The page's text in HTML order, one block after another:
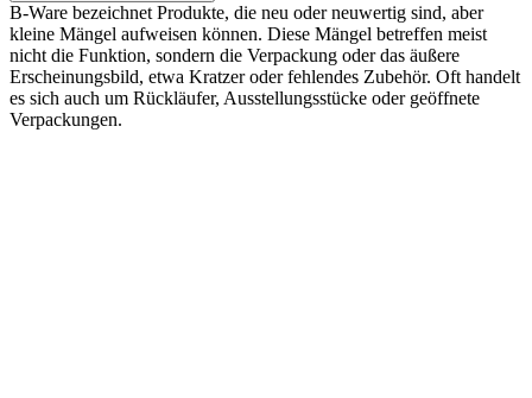
B-Ware bezeichnet Produkte, die neu oder neuwertig sind, aber
kleine Mängel aufweisen können. Diese Mängel betreffen meist
nicht die Funktion, sondern die Verpackung oder das äußere
Erscheinungsbild, etwa Kratzer oder fehlendes Zubehör. Oft handelt
es sich auch um Rückläufer, Ausstellungsstücke oder geöffnete
Verpackungen.